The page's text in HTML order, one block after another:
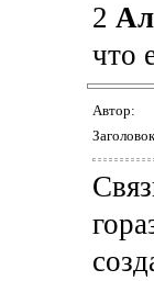
2
что
Автор: